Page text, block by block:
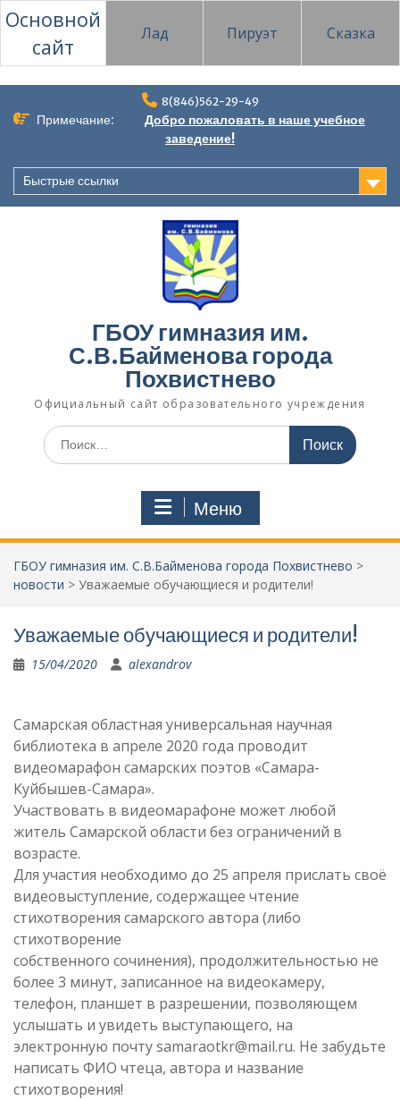
Основной
сайт
Лад Пируэт Сказка
содержимому
8(846)562-29-49
Примечание:
Добро пожаловать в наше учебное
заведение!
Быстрые ссылки
ГБОУ гимназия им.
С.В.Байменова города
Похвистнево
Официальный сайт образовательного учреждения
Поиск
по:
Меню
ГБОУ гимназия им. С.В.Байменова города Похвистнево >
новости > Уважаемые обучающиеся и родители!
Уважаемые обучающиеся и родители!
15/04/2020 alexandrov
Самарская областная универсальная научная
библиотека в апреле 2020 года проводит
видеомарафон самарских поэтов «Самара-
Куйбышев-Самара».
Участвовать в видеомарафоне может любой
житель Самарской области без ограничений в
возрасте.
Для участия необходимо до 25 апреля прислать своё
видеовыступление, содержащее чтение
стихотворения самарского автора (либо
стихотворение
собственного сочинения), продолжительностью не
более 3 минут, записанное на видеокамеру,
телефон, планшет в разрешении, позволяющем
услышать и увидеть выступающего, на
электронную почту samaraotkr@mail.ru. Не забудьте
написать ФИО чтеца, автора и название
стихотворения!